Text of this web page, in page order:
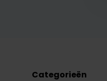
Categorieën